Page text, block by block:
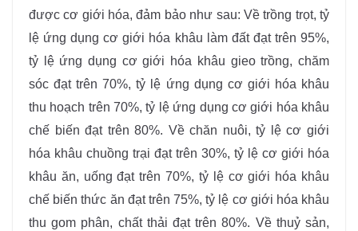
được cơ giới hóa, đảm bảo như sau: Về trồng trọt, tỷ
lệ ứng dụng cơ giới hóa khâu làm đất đạt trên 95%,
tỷ lệ ứng dụng cơ giới hóa khâu gieo trồng, chăm
sóc đạt trên 70%, tỷ lệ ứng dụng cơ giới hóa khâu
thu hoạch trên 70%, tỷ lệ ứng dụng cơ giới hóa khâu
chế biến đạt trên 80%. Về chăn nuôi, tỷ lệ cơ giới
hóa khâu chuồng trại đạt trên 30%, tỷ lệ cơ giới hóa
khâu ăn, uống đạt trên 70%, tỷ lệ cơ giới hóa khâu
chế biến thức ăn đạt trên 75%, tỷ lệ cơ giới hóa khâu
thu gom phân, chất thải đạt trên 80%. Về thuỷ sản,